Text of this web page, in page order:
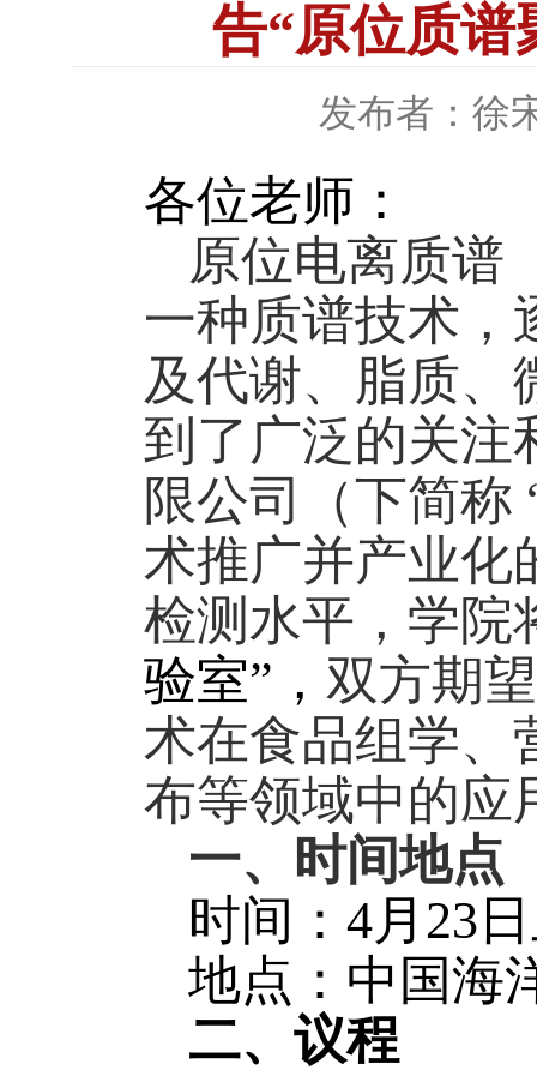
告“原位质谱
发布者：徐
各位老师：
原位电离质谱
一种质谱技术，
及代谢、脂质、
到了广泛的关注
限公司（下简称
术推广并产业化
检测水平，学院
验室”， 双方期
术在食品组学、
布等领域中的应
一、时间地点
时间： 4月 23
地点：中国海
二、议程